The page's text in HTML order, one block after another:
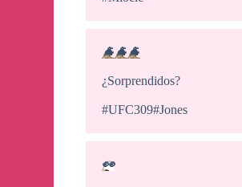
🐐🐐🐐
¿Sorprendidos?
#UFC309#Jones
👀